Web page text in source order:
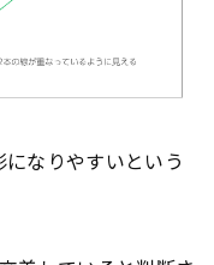
なりやすいという